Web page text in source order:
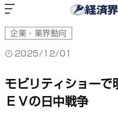
企業・業界動向
2025/12/01
モビリティショーで
ＥＶの日中戦争